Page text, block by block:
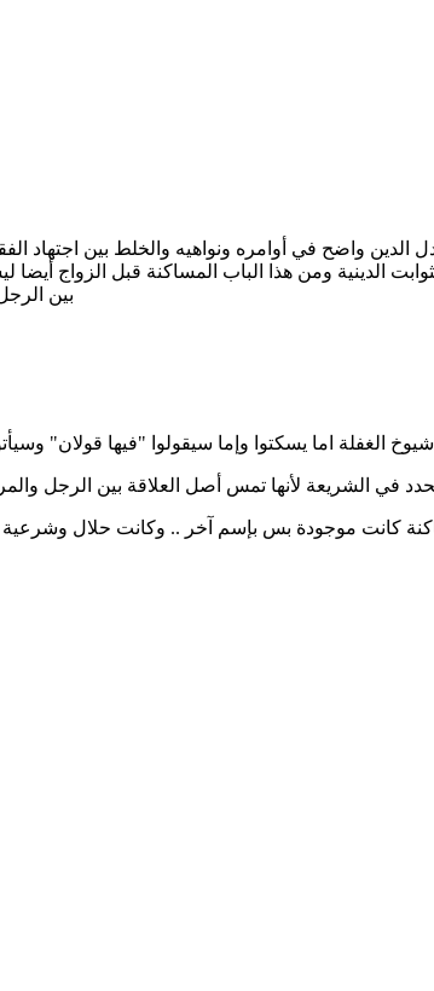
الدين واضح في أوامره ونواهيه والخلط بين
الدينية ومن هذا الباب المساكنة قبل الزواج
بين
في الشريعة لأنها تمس أصل العلاقة بين الرجل